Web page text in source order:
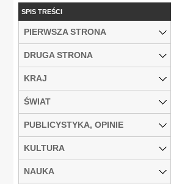
SPIS TREŚCI
PIERWSZA STRONA
DRUGA STRONA
KRAJ
ŚWIAT
PUBLICYSTYKA, OPINIE
KULTURA
NAUKA